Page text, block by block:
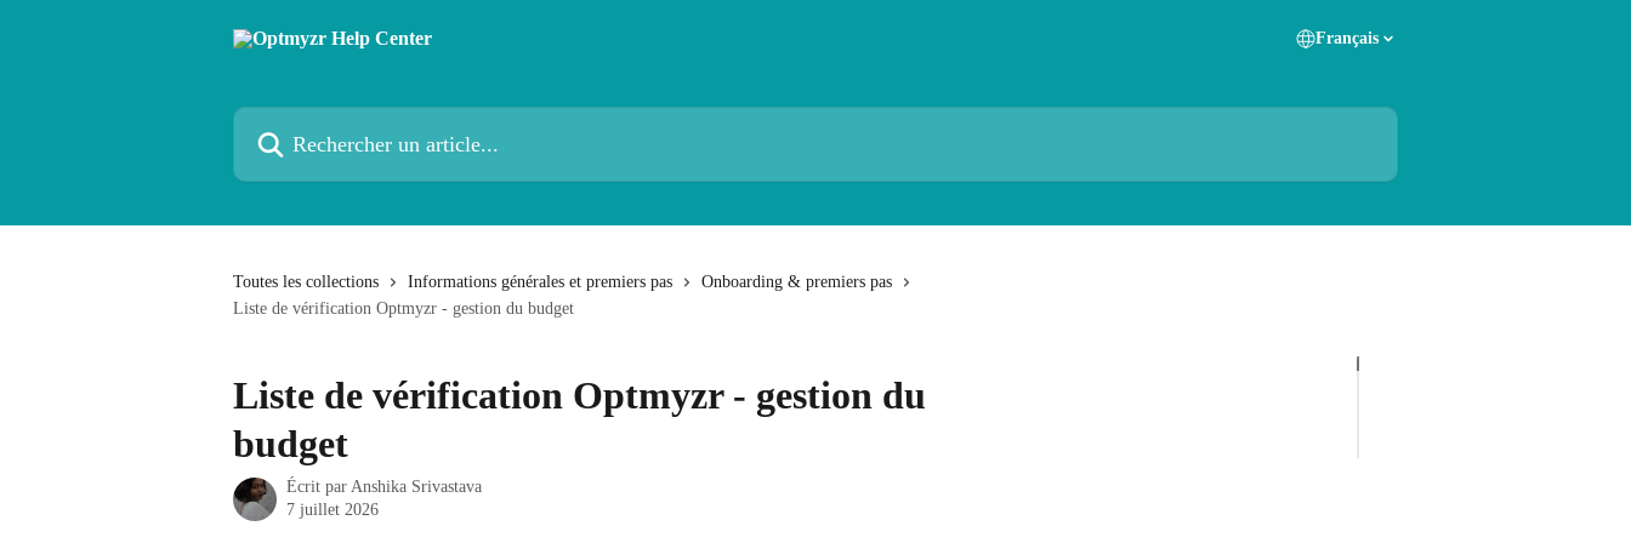
Français
Rechercher un article...
Toutes les collections Informations générales et premiers pas
Onboarding & premiers pas
Liste de vérification Optmyzr - gestion du budget
Liste de vérification Optmyzr - gestion du
budget
Écrit par Anshika Srivastava
7 juillet 2026